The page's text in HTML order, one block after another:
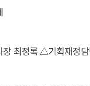
최정록 △기획재정